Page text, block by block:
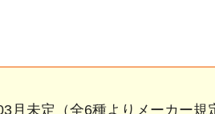
月未定（全6種よりメーカー規